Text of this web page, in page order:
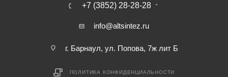
+7 (3852) 28-28-28
info@altsintez.ru
г. Барнаул, ул. Попова, 7ж лит Б
ПОЛИТИКА КОНФИДЕНЦИАЛЬНОСТИ